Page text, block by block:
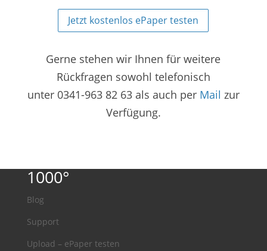
Jetzt kostenlos ePaper testen
Gerne stehen wir Ihnen für weitere
Rückfragen sowohl telefonisch
unter 0341-963 82 63 als auch per Mail zur
Verfügung.
1000°
Blog
Support
Upload – ePaper testen